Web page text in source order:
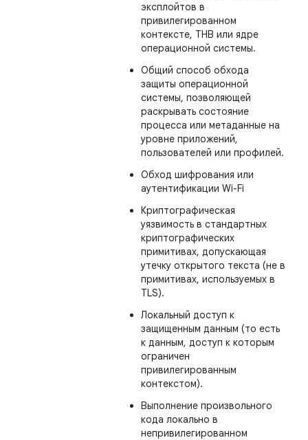
эксплойтов в
привилегированном
контексте, THB или ядре
операционной системы.
Общий способ обхода
защиты операционной
системы, позволяющей
раскрывать состояние
процесса или метаданные на
уровне приложений,
пользователей или профилей.
Обход шифрования или
аутентификации Wi-Fi
Криптографическая
уязвимость в стандартных
криптографических
примитивах, допускающая
утечку открытого текста (не в
примитивах, используемых в
TLS).
Локальный доступ к
защищенным данным (то есть
к данным, доступ к которым
ограничен
привилегированным
контекстом).
Выполнение произвольного
кода локально в
непривилегированном